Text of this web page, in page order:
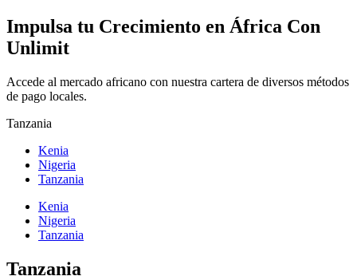
Impulsa tu Crecimiento en África Con
Unlimit
Accede al mercado africano con nuestra cartera de diversos métodos
de pago locales.
Tanzania
Kenia
Nigeria
Tanzania
Kenia
Nigeria
Tanzania
Tanzania